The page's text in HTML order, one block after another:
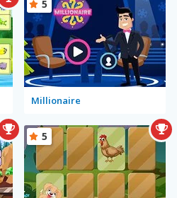
Millionaire
5
5